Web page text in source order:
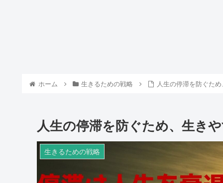
ホーム 生きるための戦略 人生の停滞を防ぐた
人生の停滞を防ぐため、生き
生きるための戦略